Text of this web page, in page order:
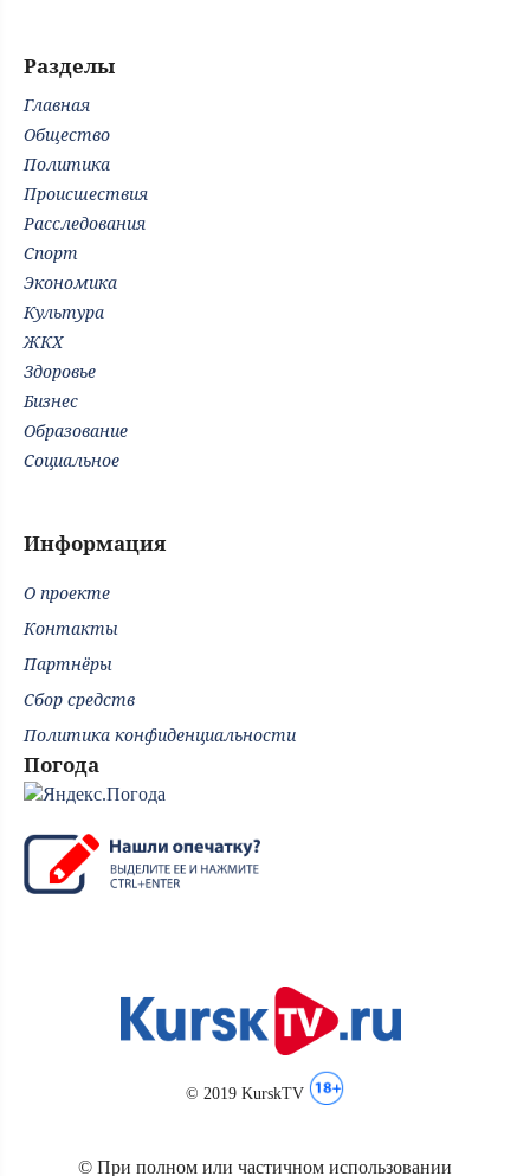
Разделы
Главная
Общество
Политика
Происшествия
Расследования
Спорт
Экономика
Культура
ЖКХ
Здоровье
Бизнес
Образование
Социальное
Информация
О проекте
Контакты
Партнёры
Сбор средств
Политика конфиденциальности
Погода
© 2019 KurskTV
© При полном или частичном использовании